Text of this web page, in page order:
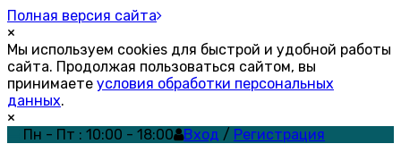
Полная версия сайта
×
Мы используем cookies для быстрой и удобной работы
сайта. Продолжая пользоваться сайтом, вы
принимаете условия обработки персональных
данных.
×
Пн - Пт : 10:00 - 18:00
Вход / Регистрация